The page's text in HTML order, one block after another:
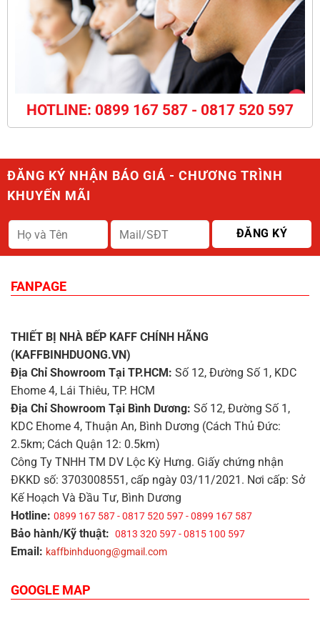
HOTLINE: 0899 167 587 - 0817 520 597
ĐĂNG KÝ NHẬN BÁO GIÁ - CHƯƠNG TRÌNH
KHUYẾN MÃI
FANPAGE
THIẾT BỊ NHÀ BẾP KAFF CHÍNH HÃNG
(KAFFBINHDUONG.VN)
Địa Chỉ Showroom Tại TP.HCM: Số 12, Đường Số 1, KDC
Ehome 4, Lái Thiêu, TP. HCM
Địa Chỉ Showroom Tại Bình Dương: Số 12, Đường Số 1,
KDC Ehome 4, Thuận An, Bình Dương (Cách Thủ Đức:
2.5km; Cách Quận 12: 0.5km)
Công Ty TNHH TM DV Lộc Kỳ Hưng. Giấy chứng nhận
ĐKKD số: 3703008551, cấp ngày 03/11/2021. Nơi cấp: Sở
Kế Hoạch Và Đầu Tư, Bình Dương
Hotline: 0899 167 587 - 0817 520 597 - 0899 167 587
Bảo hành/Kỹ thuật: 0813 320 597 - 0815 100 597
Email: kaffbinhduong@gmail.com
GOOGLE MAP